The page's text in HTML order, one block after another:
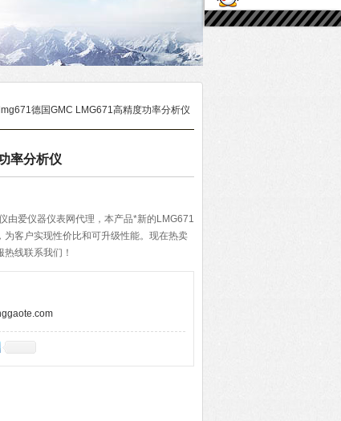
德国GMC LMG671高精度功率分析仪
率分析仪
由爱仪器仪表网代理，本产品*新的LMG671
客户实现性价比和可升级性能。现在热卖
线联系我们！